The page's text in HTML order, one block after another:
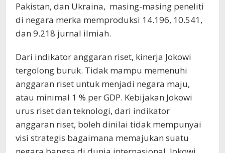
Pakistan, dan Ukraina, masing-masing peneliti
di negara merka memproduksi 14.196, 10.541,
dan 9.218 jurnal ilmiah.
Dari indikator anggaran riset, kinerja Jokowi
tergolong buruk. Tidak mampu memenuhi
anggaran riset untuk menjadi negara maju,
atau minimal 1 % per GDP. Kebijakan Jokowi
urus riset dan teknologi, dari indikator
anggaran riset, boleh dinilai tidak mempunyai
visi strategis bagaimana memajukan suatu